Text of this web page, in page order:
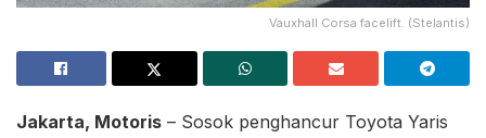
Vauxhall Corsa facelift. (Stelantis)
Jakarta, Motoris – Sosok penghancur Toyota Yaris